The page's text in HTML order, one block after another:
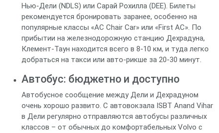
Нью-Дели (NDLS) или Сарай Рохилла (DEE). Билеты
рекомендуется бронировать заранее, особенно на
популярные классы «AC Chair Car» или «First AC». По
прибытии на железнодорожную станцию Дехрадуна,
Клемент-Таун находится всего в 8-10 км, и туда легко
добраться на такси или авто-рикше за 20-30 минут.
Автобус: бюджетно и доступно
Автобусное сообщение между Дели и Дехрадуном
очень хорошо развито. С автовокзала ISBT Anand Vihar
в Дели регулярно отправляются автобусы различных
классов – от обычных до комфортабельных Volvo с